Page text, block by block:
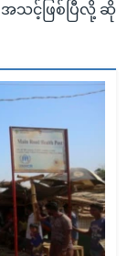
သင့်ဖြစ်ပြီလို့ ဆို